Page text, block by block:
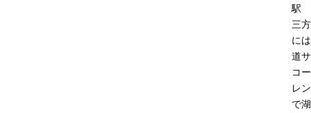
駅
三
に
道
コ
レ
で